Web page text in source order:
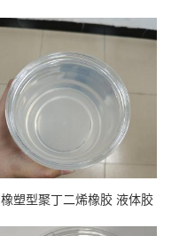
橡塑型聚丁二烯橡胶 液体胶